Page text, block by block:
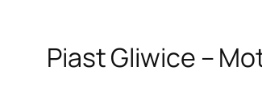
Piast Gliwice –